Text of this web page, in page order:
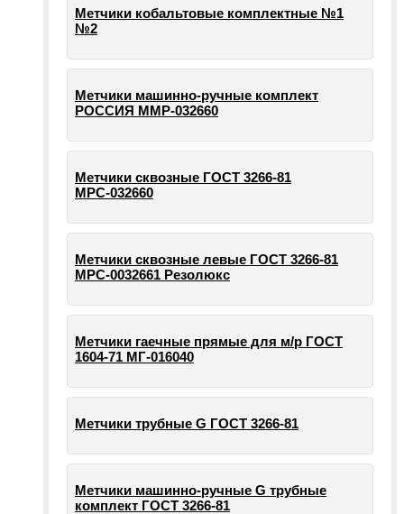
Метчики кобальтовые комплектные №1
№2
Метчики машинно-ручные комплект
РОССИЯ ММР-032660
Метчики сквозные ГОСТ 3266-81
МРС-032660
Метчики сквозные левые ГОСТ 3266-81
МРС-0032661 Резолюкс
Метчики гаечные прямые для м/р ГОСТ
1604-71 МГ-016040
Метчики трубные G ГОСТ 3266-81
Метчики машинно-ручные G трубные
комплект ГОСТ 3266-81